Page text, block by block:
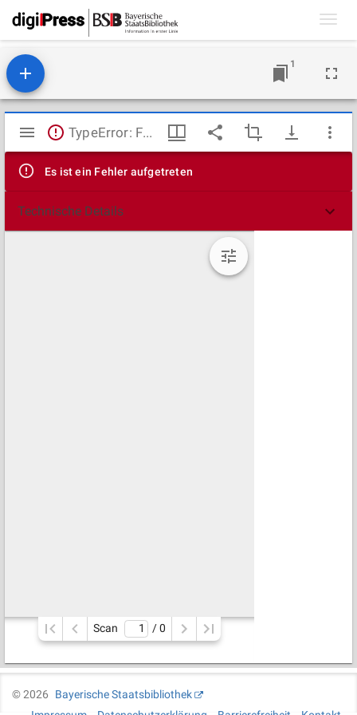
1
Mirador
Viewer
TypeError: Failed to fetch
Es ist ein Fehler aufgetreten
Technische Details
Scan / 0
©2026
Bayerische Staatsbibliothek